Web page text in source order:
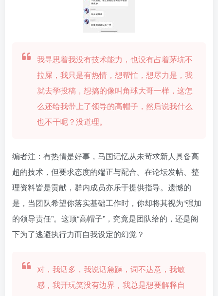
我寻思着我没有技术能力，也没有占着茅坑不
拉屎，我只是有热情，想帮忙，想尽力是，我
就去学投稿，想搞的像叫角球大哥一样，这怎
么还给我带上了领导的高帽子，然后说我什么
也不干呢？没道理。
编者注：有热情是好事，马国记忆从未苛求新人具备高
超的技术，但要求态度的端正与配合。在论坛发帖、整
理资料皆是贡献，群内成员亦乐于提供指导。遗憾的
是，当团队希望你落实基础工作时，你却将其视为“强加
的领导责任”。这顶“高帽子”，究竟是团队给的，还是阁
下为了逃避执行力而自我设定的幻觉？
对，我话多，我说话急躁，词不达意，我敏
感，我开玩笑没有边界，我总是想要解释自